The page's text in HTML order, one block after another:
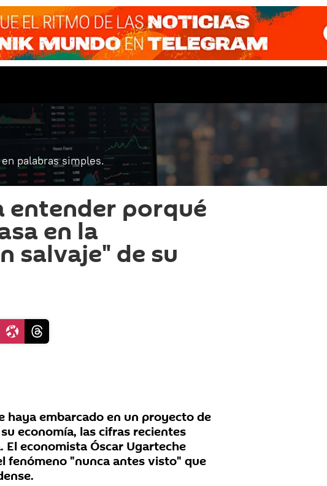
palabras simples.
entender porqué
en la
salvaje" de su
haya embarcado en un proyecto de
economía, las cifras recientes
El economista Óscar Ugarteche
fenómeno "nunca antes visto" que